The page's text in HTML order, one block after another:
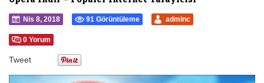
Nis 8, 2018 91 Görüntüleme adminc
0 Yorum
Tweet